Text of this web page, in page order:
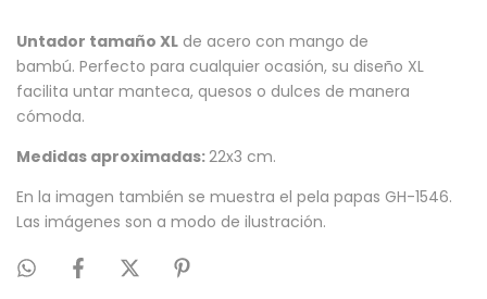
Untador tamaño XL de acero con mango de
bambú. Perfecto para cualquier ocasión, su diseño XL
facilita untar manteca, quesos o dulces de manera
cómoda.
Medidas aproximadas:22x3 cm.
En la imagen también se muestra el pela papas GH-1546.
Las imágenes son a modo de ilustración.